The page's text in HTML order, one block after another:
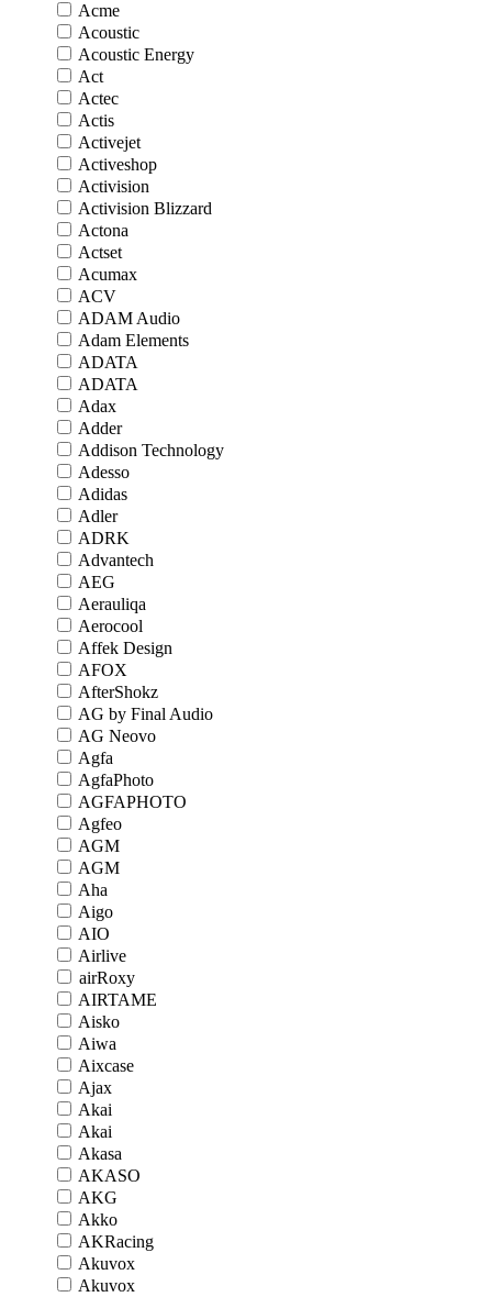
Acme
Acoustic
Acoustic Energy
Act
Actec
Actis
Activejet
Activeshop
Activision
Activision Blizzard
Actona
Actset
Acumax
ACV
ADAM Audio
Adam Elements
ADATA
ADATA
Adax
Adder
Addison Technology
Adesso
Adidas
Adler
ADRK
Advantech
AEG
Aerauliqa
Aerocool
Affek Design
AFOX
AfterShokz
AG by Final Audio
AG Neovo
Agfa
AgfaPhoto
AGFAPHOTO
Agfeo
AGM
AGM
Aha
Aigo
AIO
Airlive
airRoxy
AIRTAME
Aisko
Aiwa
Aixcase
Ajax
Akai
Akai
Akasa
AKASO
AKG
Akko
AKRacing
Akuvox
Akuvox